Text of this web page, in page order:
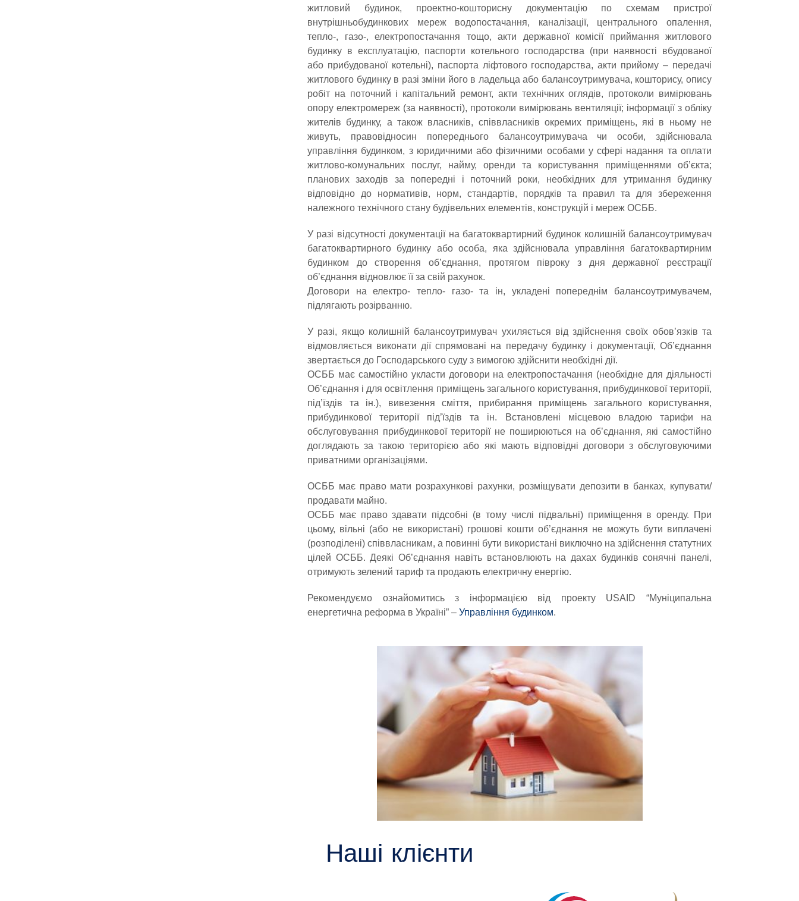
житловий будинок, проектно-кошторисну документацію по схемам пристрої
внутрішньобудинкових мереж водопостачання, каналізації, центрального опалення,
тепло-, газо-, електропостачання тощо, акти державної комісії приймання житлового
будинку в експлуатацію, паспорти котельного господарства (при наявності вбудованої
або прибудованої котельні), паспорта ліфтового господарства, акти прийому – передачі
житлового будинку в разі зміни його в ладельца або балансоутримувача, кошторису, опису
робіт на поточний і капітальний ремонт, акти технічних оглядів, протоколи вимірювань
опору електромереж (за наявності), протоколи вимірювань вентиляції; інформації з обліку
жителів будинку, а також власників, співвласників окремих приміщень, які в ньому не
живуть, правовідносин попереднього балансоутримувача чи особи, здійснювала
управління будинком, з юридичними або фізичними особами у сфері надання та оплати
житлово-комунальних послуг, найму, оренди та користування приміщеннями об’єкта;
планових заходів за попередні і поточний роки, необхідних для утримання будинку
відповідно до нормативів, норм, стандартів, порядків та правил та для збереження
належного технічного стану будівельних елементів, конструкцій і мереж ОСББ.
У разі відсутності документації на багатоквартирний будинок колишній балансоутримувач
багатоквартирного будинку або особа, яка здійснювала управління багатоквартирним
будинком до створення об’єднання, протягом півроку з дня державної реєстрації
об’єднання відновлює її за свій рахунок.
Договори на електро- тепло- газо- та ін, укладені попереднім балансоутримувачем,
підлягають розірванню.
У разі, якщо колишній балансоутримувач ухиляється від здійснення своїх обов’язків та
відмовляється виконати дії спрямовані на передачу будинку і документації, Об’єднання
звертається до Господарського суду з вимогою здійснити необхідні дії.
ОСББ має самостійно укласти договори на електропостачання (необхідне для діяльності
Об’єднання і для освітлення приміщень загального користування, прибудинкової території,
під’їздів та ін.), вивезення сміття, прибирання приміщень загального користування,
прибудинкової території під’їздів та ін. Встановлені місцевою владою тарифи на
обслуговування прибудинкової території не поширюються на об’єднання, які самостійно
доглядають за такою територією або які мають відповідні договори з обслуговуючими
приватними організаціями.
ОСББ має право мати розрахункові рахунки, розміщувати депозити в банках, купувати/
продавати майно.
ОСББ має право здавати підсобні (в тому числі підвальні) приміщення в оренду. При
цьому, вільні (або не використані) грошові кошти об’єднання не можуть бути виплачені
(розподілені) співвласникам, а повинні бути використані виключно на здійснення статутних
цілей ОСББ. Деякі Об’єднання навіть встановлюють на дахах будинків сонячні панелі,
отримують зелений тариф та продають електричну енергію.
Рекомендуємо ознайомитись з інформацією від проекту USAID “Муніципальна
енергетична реформа в Україні” – Управління будинком.
Наші клієнти